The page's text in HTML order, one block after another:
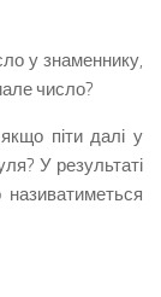
у знаменнику,
число?
піти далі у
У результаті